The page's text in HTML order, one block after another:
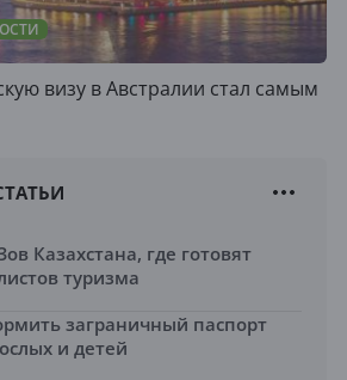
визу в Австралии стал самым
Казахстана, где готовят
туризма
заграничный паспорт
и детей